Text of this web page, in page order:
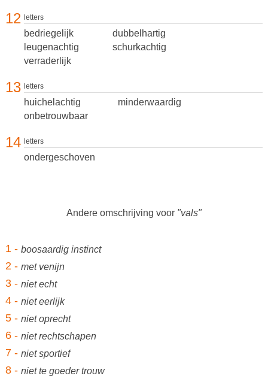
12 letters
bedriegelijk
dubbelhartig
leugenachtig
schurkachtig
verraderlijk
13 letters
huichelachtig
minderwaardig
onbetrouwbaar
14 letters
ondergeschoven
Andere omschrijving voor "vals"
1 - boosaardig instinct
2 - met venijn
3 - niet echt
4 - niet eerlijk
5 - niet oprecht
6 - niet rechtschapen
7 - niet sportief
8 - niet te goeder trouw